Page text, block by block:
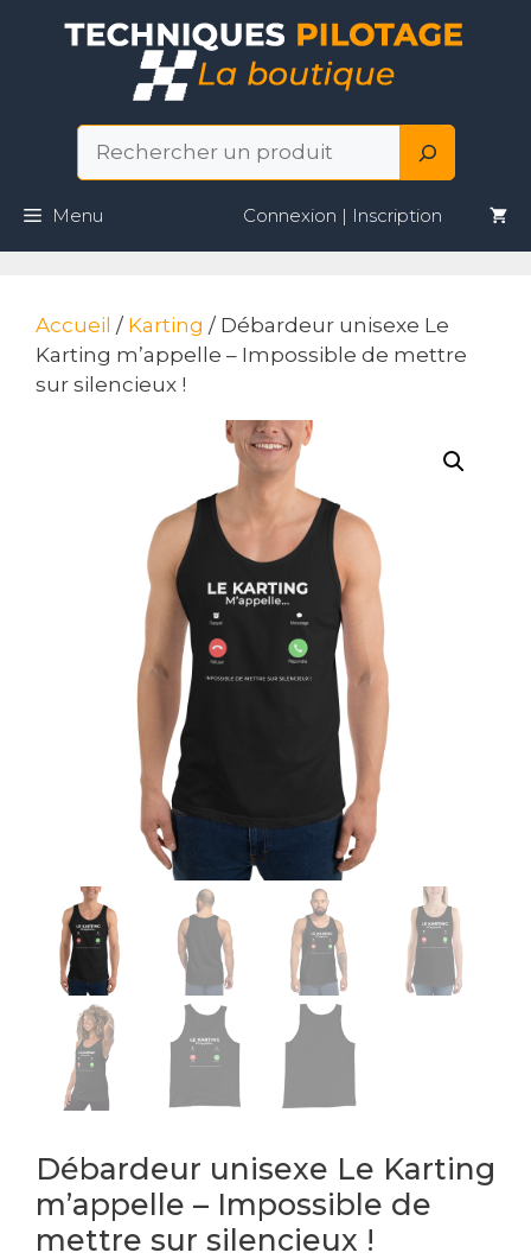
Rechercher
Menu Connexion | Inscription
Accueil / Karting / Débardeur unisexe Le
Karting m’appelle – Impossible de mettre
sur silencieux !
Débardeur unisexe Le Karting
m’appelle – Impossible de
mettre sur silencieux !